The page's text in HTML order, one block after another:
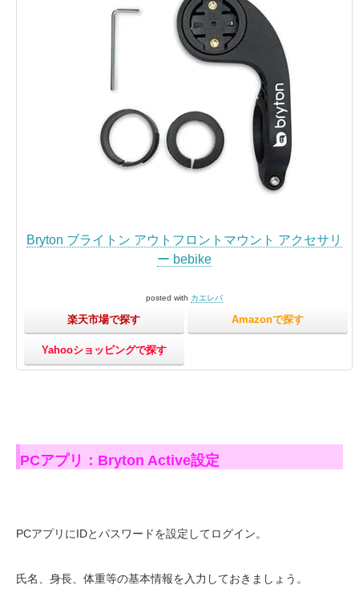
Bryton ブライトン アウトフロントマウント アクセサリ
ー bebike
posted with カエレバ
楽天市場で探す Amazonで探す
Yahooショッピングで探す
PCアプリ：Bryton Active設定
PCアプリにIDとパスワードを設定してログイン。
氏名、身長、体重等の基本情報を入力しておきましょう。